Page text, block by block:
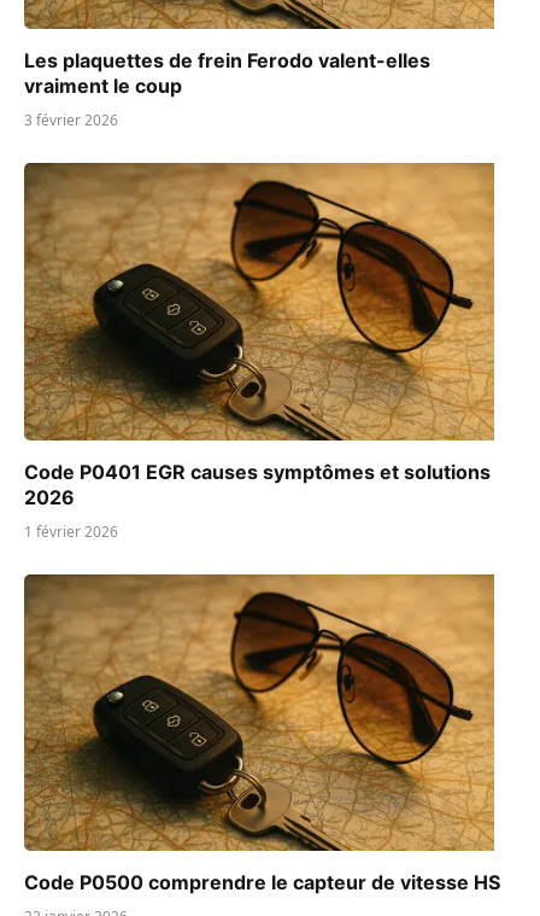
Les plaquettes de frein Ferodo valent-elles
vraiment le coup
3 février 2026
Code P0401 EGR causes symptômes et solutions
2026
1 février 2026
Code P0500 comprendre le capteur de vitesse HS